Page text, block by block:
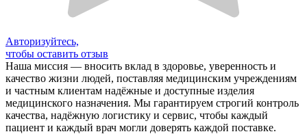
Авторизуйтесь,
чтобы оставить отзыв
Наша миссия — вносить вклад в здоровье, уверенность и
качество жизни людей, поставляя медицинским учреждениям
и частным клиентам надёжные и доступные изделия
медицинского назначения. Мы гарантируем строгий контроль
качества, надёжную логистику и сервис, чтобы каждый
пациент и каждый врач могли доверять каждой поставке.